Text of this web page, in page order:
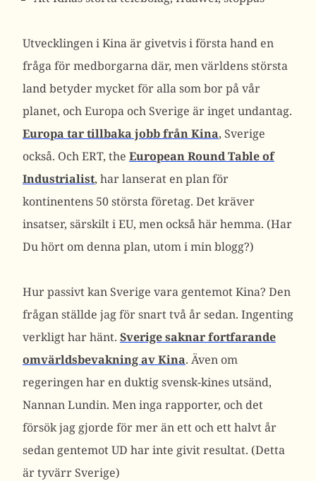
Utvecklingen i Kina är givetvis i första hand en
fråga för medborgarna där, men världens största
land betyder mycket för alla som bor på vår
planet, och Europa och Sverige är inget undantag.
Europa tar tillbaka jobb från Kina, Sverige
också. Och ERT, the European Round Table of
Industrialist, har lanserat en plan för
kontinentens 50 största företag. Det kräver
insatser, särskilt i EU, men också här hemma. (Har
Du hört om denna plan, utom i min blogg?)
Hur passivt kan Sverige vara gentemot Kina? Den
frågan ställde jag för snart två år sedan. Ingenting
verkligt har hänt. Sverige saknar fortfarande
omvärldsbevakning av Kina. Även om
regeringen har en duktig svensk-kines utsänd,
Nannan Lundin. Men inga rapporter, och det
försök jag gjorde för mer än ett och ett halvt år
sedan gentemot UD har inte givit resultat. (Detta
är tyvärr Sverige)